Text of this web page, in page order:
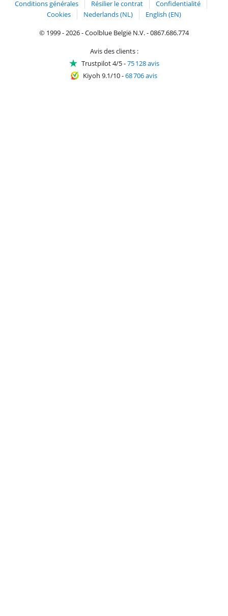
Conditions générales Résilier le contrat
Confidentialité
Cookies
Nederlands (NL)
English (EN)
© 1999 - 2026 - Coolblue België N.V. - 0867.686.774
Avis des clients :
Trustpilot 4/5-75 128 avis
Kiyoh 9.1/10-68 706 avis